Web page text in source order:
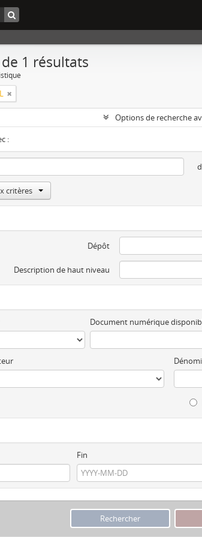
1 résultats
Options de recherche
:
critères
Dépôt
Description de haut niveau
Document numérique
Fin